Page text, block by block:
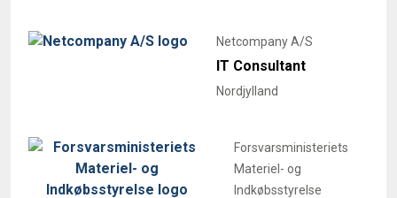
Netcompany A/S
IT Consultant
Nordjylland
Forsvarsministeriets
Materiel- og
Indkøbsstyrelse